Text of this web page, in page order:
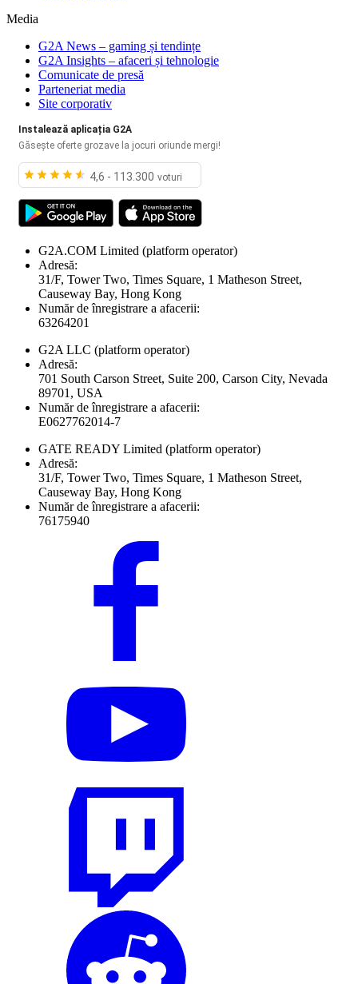
Media
G2A News – gaming și tendințe
G2A Insights – afaceri și tehnologie
Comunicate de presă
Parteneriat media
Site corporativ
Instalează aplicația G2A
Găsește oferte grozave la jocuri oriunde mergi!
4,6 - 113.300 voturi
G2A.COM Limited (platform operator)
Adresă:
31/F, Tower Two, Times Square, 1 Matheson Street,
Causeway Bay, Hong Kong
Număr de înregistrare a afacerii:
63264201
G2A LLC (platform operator)
Adresă:
701 South Carson Street, Suite 200, Carson City, Nevada
89701, USA
Număr de înregistrare a afacerii:
E0627762014-7
GATE READY Limited (platform operator)
Adresă:
31/F, Tower Two, Times Square, 1 Matheson Street,
Causeway Bay, Hong Kong
Număr de înregistrare a afacerii:
76175940